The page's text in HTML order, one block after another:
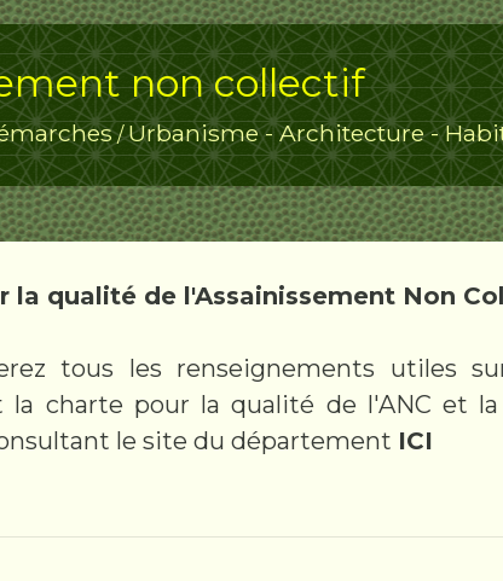
non collectif
/Urbanisme - Architecture -
la qualité de l'Assainissement Non
tous les renseignements utiles
la charte pour la qualité de l'ANC et
le site du département ICI